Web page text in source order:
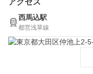
アクセス
西馬込駅
都営浅草線